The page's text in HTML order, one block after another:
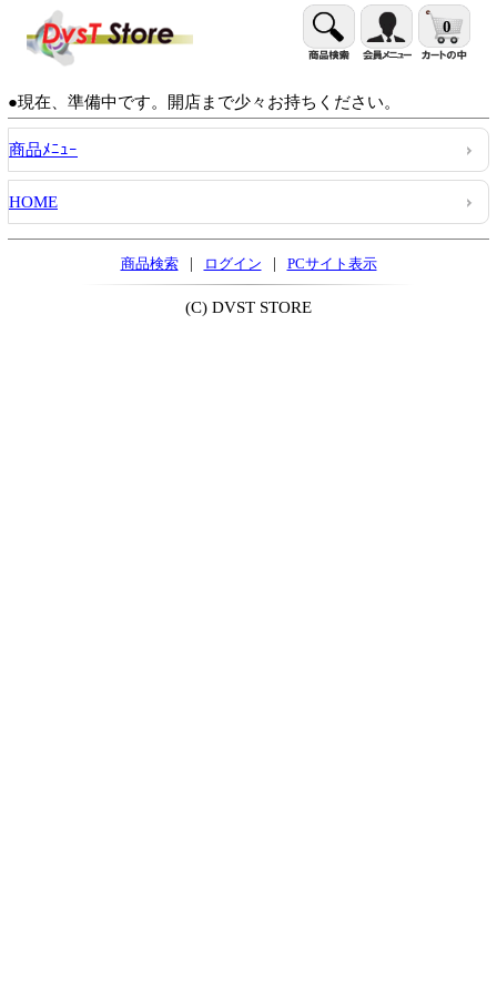
0
●現在、準備中です。開店まで少々お持ちください。
商品ﾒﾆｭｰ
HOME
商品検索 | ログイン | PCサイト表示
(C) DVST STORE